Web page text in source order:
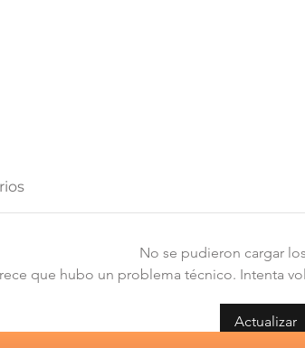
No se pudieron cargar
que hubo un problema técnico. Intenta
Actualizar